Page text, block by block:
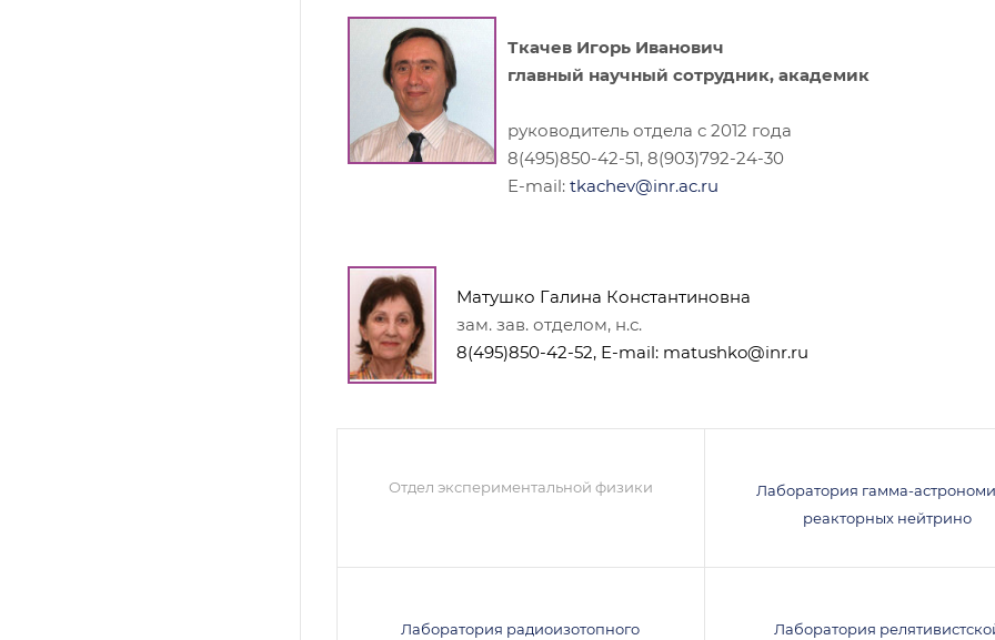
Ткачев Игорь Иванович
главный научный сотрудник, академик
руководитель отдела с 2012 года
8(495)850-42-51, 8(903)792-24-30
E-mail: tkachev@inr.ac.ru
Матушко Галина Константиновна
зам. зав. отделом, н.с.
8(495)850-42-52, E-mail: matushko@inr.ru
Отдел экспериментальной физики
Лаборатория гамма-
реакторных нейтрино
Лаборатория радиоизотопного
Лаборатория